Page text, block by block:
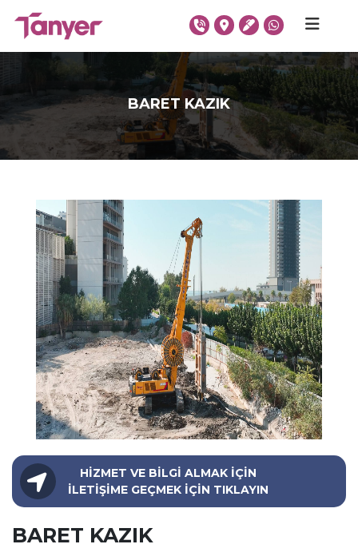
BARET KAZIK
HİZMET VE BİLGİ ALMAK İÇİN
İLETİŞİME GEÇMEK İÇİN TIKLAYIN
BARET KAZIK